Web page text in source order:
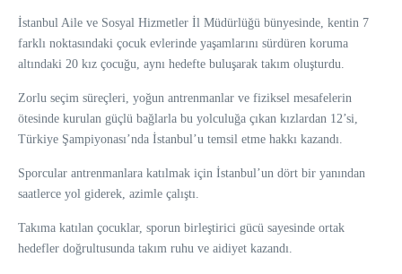
İstanbul Aile ve Sosyal Hizmetler İl Müdürlüğü bünyesinde, kentin 7
farklı noktasındaki çocuk evlerinde yaşamlarını sürdüren koruma
altındaki 20 kız çocuğu, aynı hedefte buluşarak takım oluşturdu.
Zorlu seçim süreçleri, yoğun antrenmanlar ve fiziksel mesafelerin
ötesinde kurulan güçlü bağlarla bu yolculuğa çıkan kızlardan 12’si,
Türkiye Şampiyonası’nda İstanbul’u temsil etme hakkı kazandı.
Sporcular antrenmanlara katılmak için İstanbul’un dört bir yanından
saatlerce yol giderek, azimle çalıştı.
Takıma katılan çocuklar, sporun birleştirici gücü sayesinde ortak
hedefler doğrultusunda takım ruhu ve aidiyet kazandı.